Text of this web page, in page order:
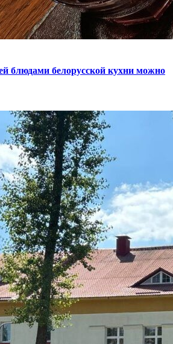
блюдами белорусской кухни можно